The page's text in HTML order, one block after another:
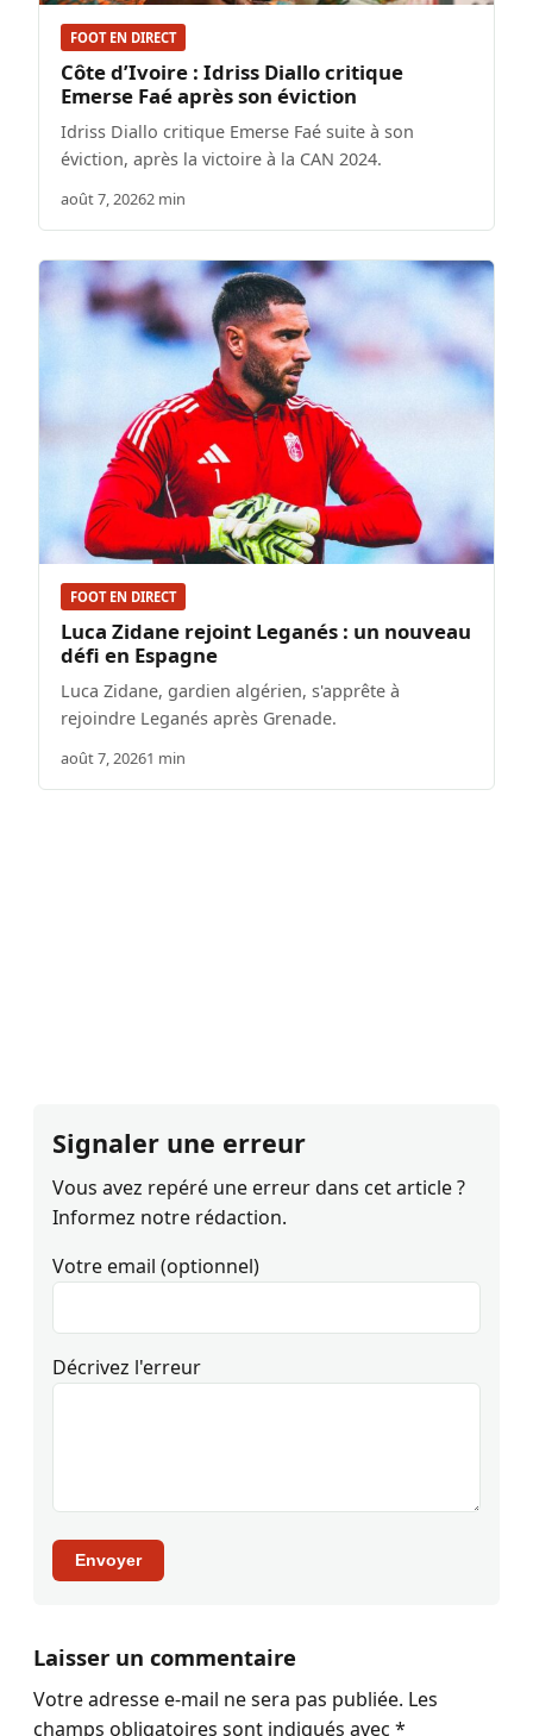
FOOT EN DIRECT
Côte d’Ivoire : Idriss Diallo critique
Emerse Faé après son éviction
Idriss Diallo critique Emerse Faé suite à son
éviction, après la victoire à la CAN 2024.
août 7, 20262 min
FOOT EN DIRECT
Luca Zidane rejoint Leganés : un nouveau
défi en Espagne
Luca Zidane, gardien algérien, s'apprête à
rejoindre Leganés après Grenade.
août 7, 20261 min
Signaler une erreur
Vous avez repéré une erreur dans cet article ?
Informez notre rédaction.
Votre email (optionnel)
Décrivez l'erreur
Envoyer
Laisser un commentaire
Votre adresse e-mail ne sera pas publiée. Les
champs obligatoires sont indiqués avec *